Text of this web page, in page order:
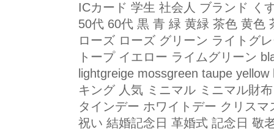
ICカード 学生 社会人 ブランド く
50代 60代 黒 青 緑 黄緑 茶色 黄色
ローズ ローズ グリーン ライトグ
トープ イエロー ライムグリーン
lightgreige mossgreen taupe
キング 人気 ミニマル ミニマル財
タインデー ホワイトデー クリス
祝い 結婚記念日 革婚式 記念日 敬